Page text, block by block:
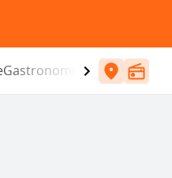
Gastronomia Entretenimento